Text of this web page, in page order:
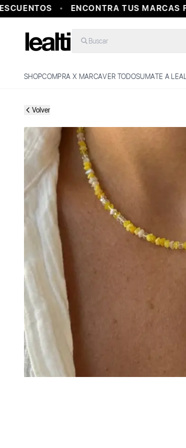
ENCONTRA TUS MARCAS
Buscar
SHOPCOMPRA X MARCAVER TODOSUMATE A
Volver